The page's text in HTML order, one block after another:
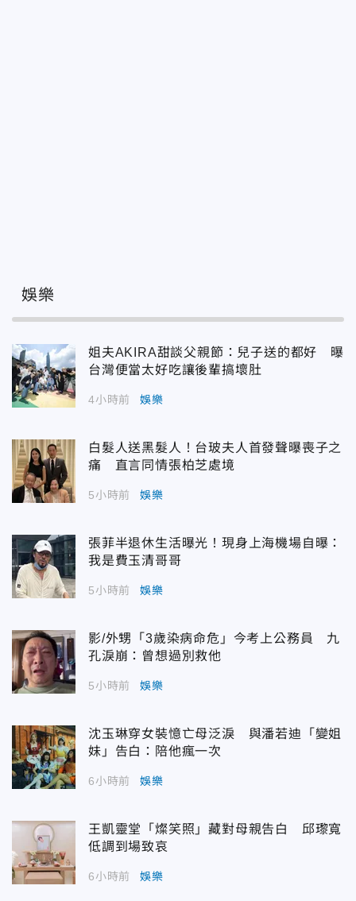
娛樂
姐夫AKIRA甜談父親節：兒子送的都好 曝
台灣便當太好吃讓後輩搞壞肚
4小時前 娛樂
白髮人送黑髮人！台玻夫人首發聲曝喪子之
痛 直言同情張柏芝處境
5小時前 娛樂
張菲半退休生活曝光！現身上海機場自曝：
我是費玉清哥哥
5小時前 娛樂
影/外甥「3歲染病命危」今考上公務員 九
孔淚崩：曾想過別救他
5小時前 娛樂
沈玉琳穿女裝憶亡母泛淚 與潘若迪「變姐
妹」告白：陪他瘋一次
6小時前 娛樂
王凱靈堂「燦笑照」藏對母親告白 邱瓈寬
低調到場致哀
6小時前 娛樂